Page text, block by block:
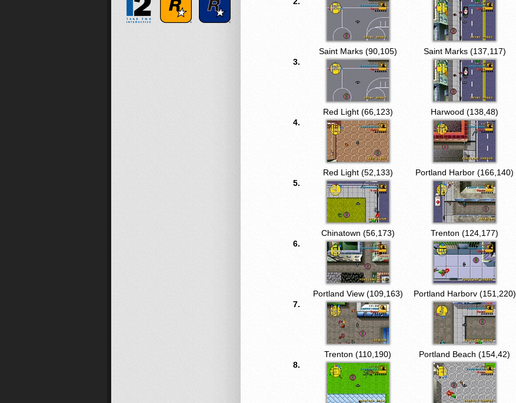
Saint Marks (90,105) Saint Marks (137,117)
3.
Red Light (66,123) Harwood (138,48)
4.
Red Light (52,133) Portland Harbor (166,140)
5.
Chinatown (56,173) Trenton (124,177)
6.
Portland View (109,163) Portland Harborv (151,220)
7.
Trenton (110,190) Portland Beach (154,42)
8.